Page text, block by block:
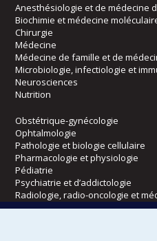
Anesthésiologie et de médecine
Biochimie et médecine
Chirurgie
Médecine
Médecine de famille et de
Microbiologie, infectiologie et
Neurosciences
Nutrition
Obstétrique-gynécologie
Ophtalmologie
Pathologie et biologie cellulaire
Pharmacologie et physiologie
Pédiatrie
Psychiatrie et d’addictologie
Radiologie, radio-oncologie et